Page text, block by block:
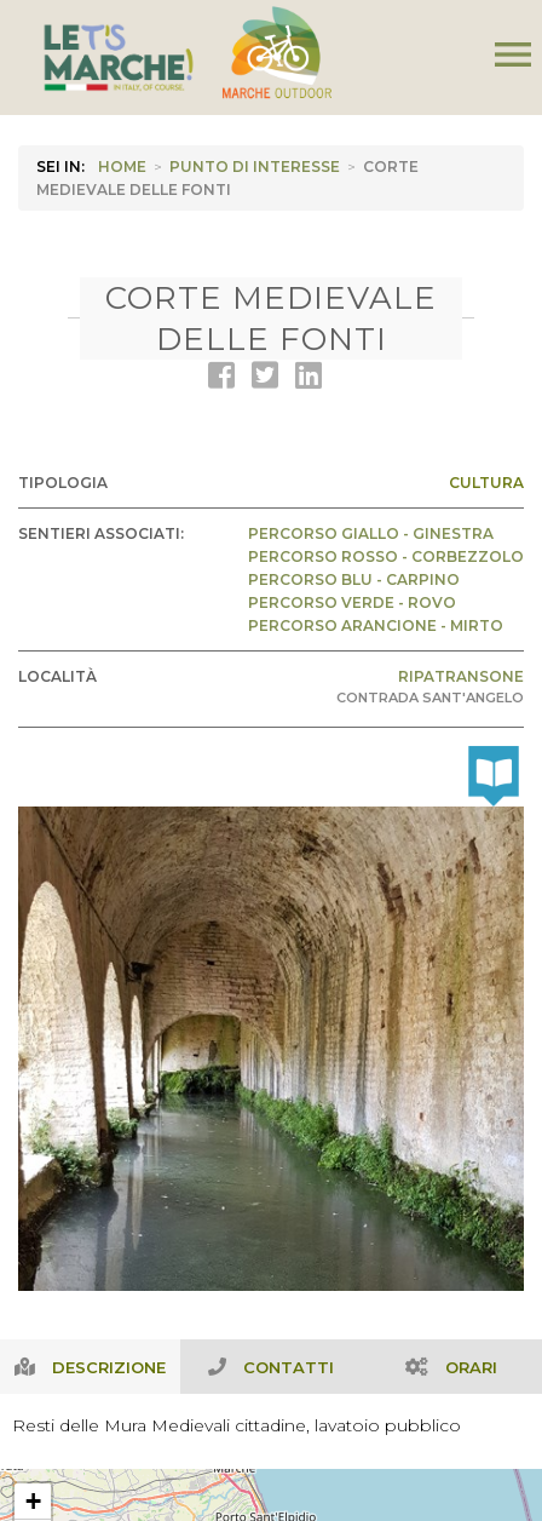
menu
SEI IN: HOME > PUNTO DI INTERESSE > CORTE
MEDIEVALE DELLE FONTI
CORTE MEDIEVALE
DELLE FONTI
TIPOLOGIA CULTURA
SENTIERI ASSOCIATI:
PERCORSO GIALLO - GINESTRA
PERCORSO ROSSO - CORBEZZOLO
PERCORSO BLU - CARPINO
PERCORSO VERDE - ROVO
PERCORSO ARANCIONE - MIRTO
LOCALITÀ RIPATRANSONE
CONTRADA SANT'ANGELO
DESCRIZIONE CONTATTI ORARI
Resti delle Mura Medievali cittadine, lavatoio pubblico
+